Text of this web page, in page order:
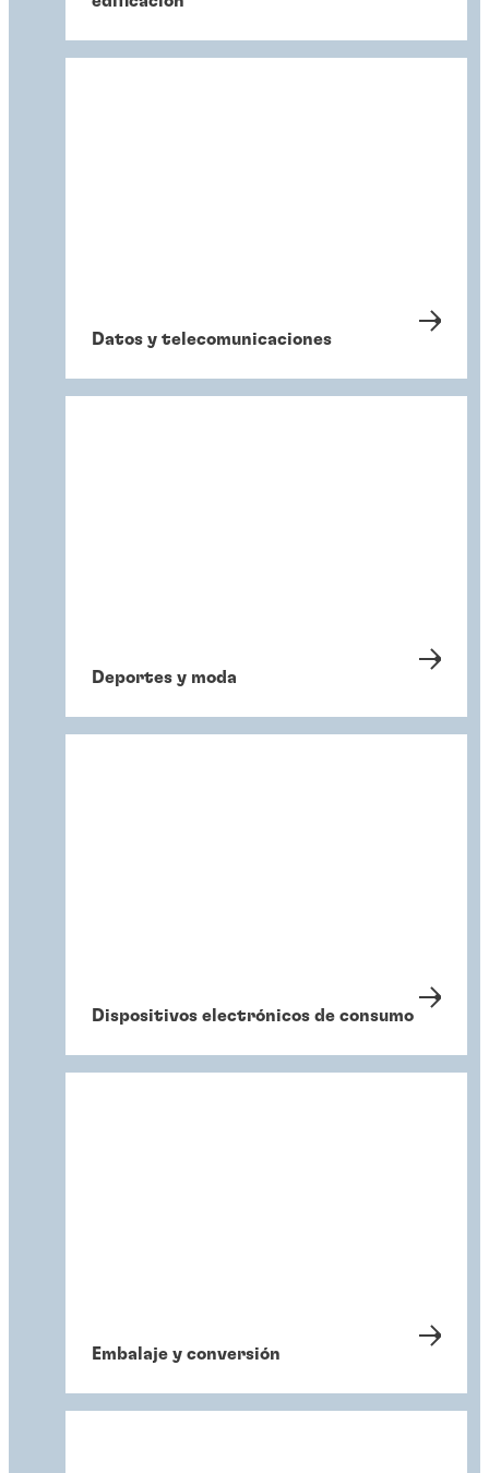
Datos y telecomunicaciones
Deportes y moda
Dispositivos electrónicos de consumo
Embalaje y conversión